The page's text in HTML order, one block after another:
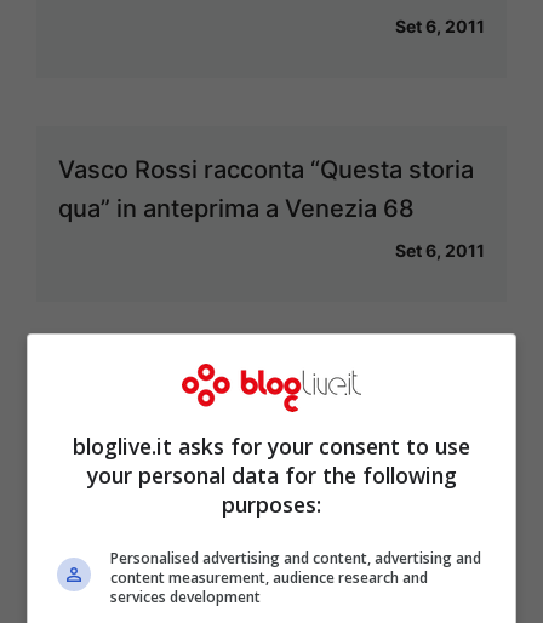
Set 6, 2011
Vasco Rossi racconta “Questa storia
qua” in anteprima a Venezia 68
Set 6, 2011
Vasco Rossi “cattivo maestro”, gli
oncologi contro il rocker
Set 5, 2011
bloglive.it asks for your consent to use
your personal data for the following
purposes:
Personalised advertising and content, advertising and
content measurement, audience research and
services development